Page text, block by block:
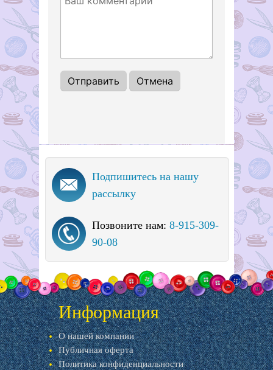
Подпишитесь на нашу
рассылку
Позвоните нам: 8-915-309-
90-08
Информация
О нашей компании
Публичная оферта
Политика конфиденциальности